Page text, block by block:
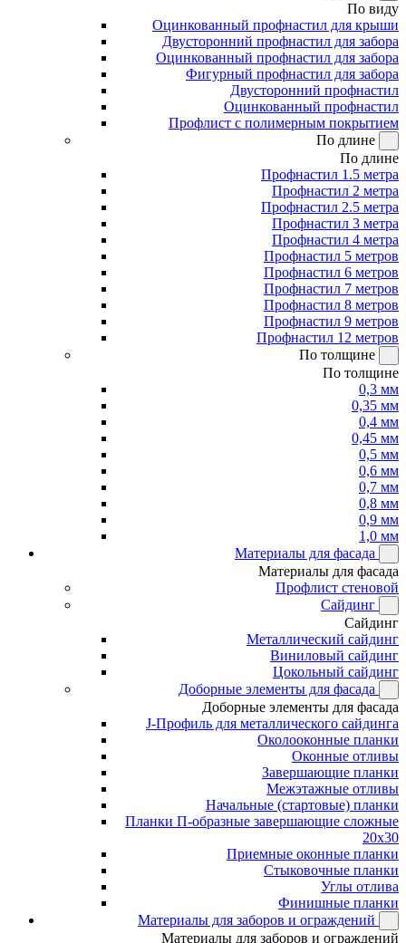
По виду
Оцинкованный профнастил для крыши
Двусторонний профнастил для забора
Оцинкованный профнастил для забора
Фигурный профнастил для забора
Двусторонний профнастил
Оцинкованный профнастил
Профлист с полимерным покрытием
По длине
По длине
Профнастил 1.5 метра
Профнастил 2 метра
Профнастил 2.5 метра
Профнастил 3 метра
Профнастил 4 метра
Профнастил 5 метров
Профнастил 6 метров
Профнастил 7 метров
Профнастил 8 метров
Профнастил 9 метров
Профнастил 12 метров
По толщине
По толщине
0,3 мм
0,35 мм
0,4 мм
0,45 мм
0,5 мм
0,6 мм
0,7 мм
0,8 мм
0,9 мм
1,0 мм
Материалы для фасада
Материалы для фасада
Профлист стеновой
Сайдинг
Сайдинг
Металлический сайдинг
Виниловый сайдинг
Цокольный сайдинг
Доборные элементы для фасада
Доборные элементы для фасада
J-Профиль для металлического сайдинга
Околооконные планки
Оконные отливы
Завершающие планки
Межэтажные отливы
Начальные (стартовые) планки
Планки П-образные завершающие сложные
20x30
Приемные оконные планки
Стыковочные планки
Углы отлива
Финишные планки
Материалы для заборов и ограждений
Материалы для заборов и ограждений